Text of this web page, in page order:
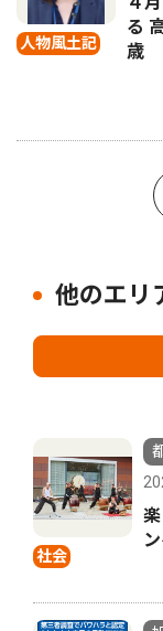
人物風土記
る
歳
他のエリ
社会